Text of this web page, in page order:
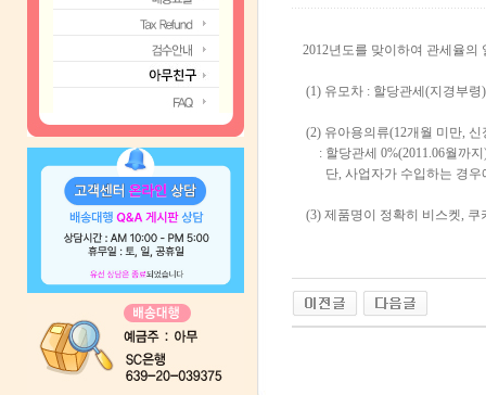
2012년도를 맞이하여 관세율의
(1) 유모차 : 할당관세(지경부
(2) 유아용의류(12개월 미만, 신
: 할당관세 0%(2011.06월까
단, 사업자가 수입하는 경우
(3) 제품명이 정확히 비스켓, 쿠